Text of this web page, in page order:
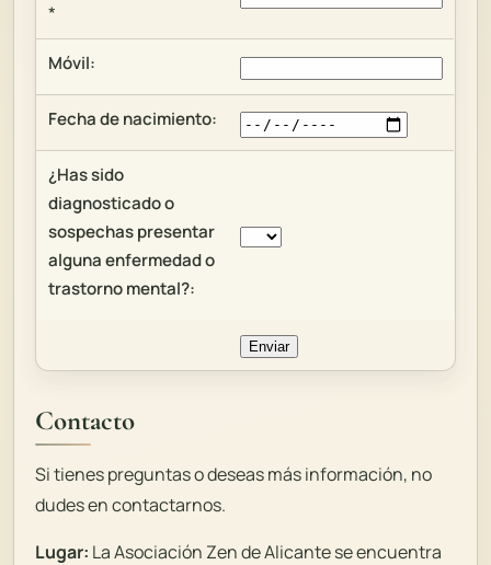
*
Móvil:
Fecha de nacimiento:
¿Has sido
diagnosticado o
sospechas presentar
alguna enfermedad o
trastorno mental?:
Contacto
Si tienes preguntas o deseas más información, no
dudes en contactarnos.
Lugar: La Asociación Zen de Alicante se encuentra